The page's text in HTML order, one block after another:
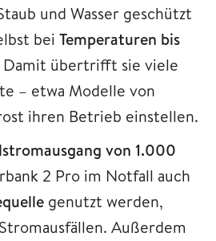
und Wasser geschützt
bei Temperaturen bis
Damit übertrifft sie viele
– etwa Modelle von
ihren Betrieb einstellen.
von 1.000
2 Pro im Notfall auch
genutzt werden,
Außerdem